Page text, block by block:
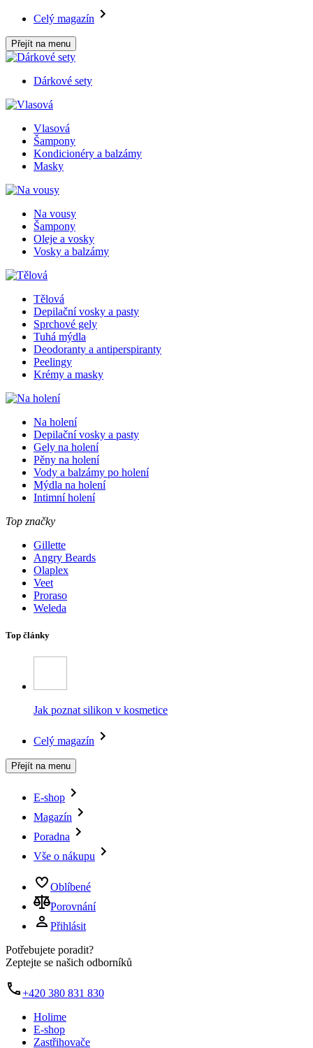
Celý magazín
Přejít na menu
Dárkové sety
Vlasová
Šampony
Kondicionéry a balzámy
Masky
Na vousy
Šampony
Oleje a vosky
Vosky a balzámy
Tělová
Depilační vosky a pasty
Sprchové gely
Tuhá mýdla
Deodoranty a antiperspiranty
Peelingy
Krémy a masky
Na holení
Depilační vosky a pasty
Gely na holení
Pěny na holení
Vody a balzámy po holení
Mýdla na holení
Intimní holení
Top značky
Gillette
Angry Beards
Olaplex
Veet
Proraso
Weleda
Top články
Jak poznat silikon v kosmetice
Celý magazín
Přejít na menu
E-shop
Magazín
Poradna
Vše o nákupu
Oblíbené
Porovnání
Přihlásit
Potřebujete poradit?
Zeptejte se našich odborníků
+420 380 831 830
Holime
E-shop
Zastřihovače